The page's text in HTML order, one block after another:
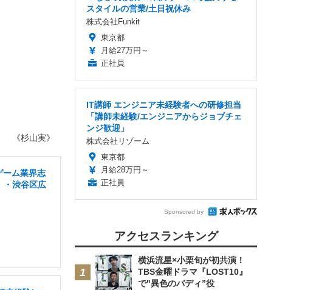
《杉山実》
ーム業界志
・渋谷区広
スタイルの営業/土日祝休み
株式会社Funkit
東京都
月給27万円～
正社員
IT講師 エンジニア未経験者への研修担当
「講師未経験/エンジニアからジョブチェ
ンジ歓迎」
株式会社リゾーム
東京都
月給28万円～
正社員
Sponsored by
アクセスランキング
横浜流星×小栗旬が初共演！
TBS金曜ドラマ『LOST10』
で"異色のバディ”役